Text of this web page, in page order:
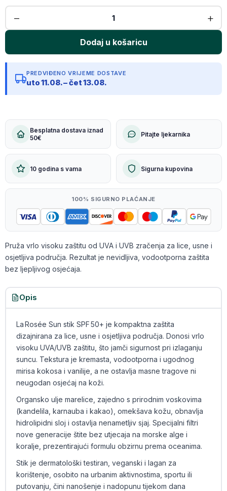
PREDVIĐENO VRIJEME DOSTAVE
uto 11.08. – čet 13.08.
Besplatna dostava iznad
50€
Pitajte ljekarnika
10 godina s vama Sigurna kupovina
100% SIGURNO PLAĆANJE
Pruža vrlo visoku zaštitu od UVA i UVB zračenja za lice, usne i
osjetljiva područja. Rezultat je nevidljiva, vodootporna zaštita
bez ljepljivog osjećaja.
Opis
La Rosée Sun stik SPF 50+ je kompaktna zaštita
dizajnirana za lice, usne i osjetljiva područja. Donosi vrlo
visoku UVA/UVB zaštitu, što jamči sigurnost pri izlaganju
suncu. Tekstura je kremasta, vodootporna i ugodnog
mirisa kokosa i vanilije, a ne ostavlja masne tragove ni
neugodan osjećaj na koži.
Organsko ulje marelice, zajedno s prirodnim voskovima
(kandelila, karnauba i kakao), omekšava kožu, obnavlja
hidrolipidni sloj i ostavlja nenametljiv sjaj. Specijalni filtri
nove generacije štite bez utjecaja na morske alge i
koralje, prezentirajući formulu obzirnu prema oceanima.
Stik je dermatološki testiran, veganski i lagan za
korištenje, osobito na urbanim aktivnostima, sportu ili
putovanju, čini nanošenje i nadopunu tijekom dana